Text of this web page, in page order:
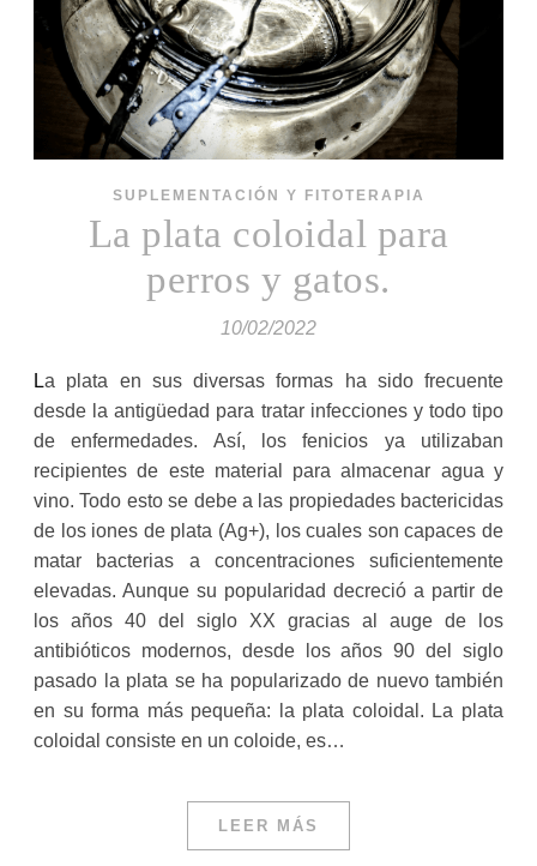
SUPLEMENTACIÓN Y FITOTERAPIA
La plata coloidal para
perros y gatos.
10/02/2022
La plata en sus diversas formas ha sido frecuente
desde la antigüedad para tratar infecciones y todo tipo
de enfermedades. Así, los fenicios ya utilizaban
recipientes de este material para almacenar agua y
vino. Todo esto se debe a las propiedades bactericidas
de los iones de plata (Ag+), los cuales son capaces de
matar bacterias a concentraciones suficientemente
elevadas. Aunque su popularidad decreció a partir de
los años 40 del siglo XX gracias al auge de los
antibióticos modernos, desde los años 90 del siglo
pasado la plata se ha popularizado de nuevo también
en su forma más pequeña: la plata coloidal. La plata
coloidal consiste en un coloide, es…
LEER MÁS